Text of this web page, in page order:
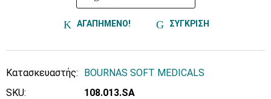
ΑΓΑΠΗΜΕΝΟ! ΣΥΓΚΡΙΣΗ
Κατασκευαστής:
BOURNAS SOFT MEDICALS
SKU:
108.013.SA